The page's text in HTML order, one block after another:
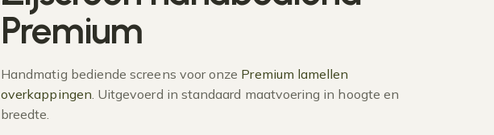
Premium
Handmatig bediende screens voor onze Premium lamellen
overkappingen. Uitgevoerd in standaard maatvoering in hoogte en
breedte.